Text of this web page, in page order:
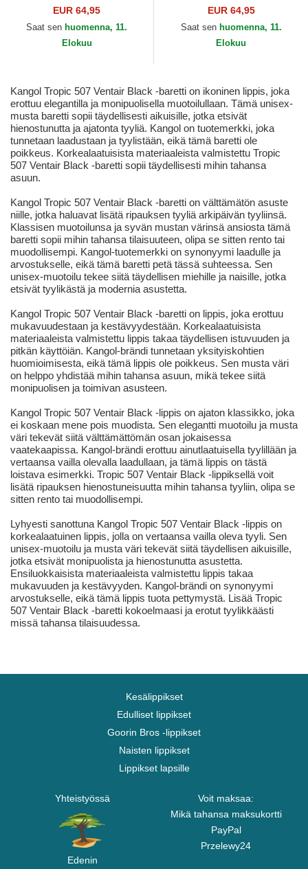
EUR 64,95
Saat sen huomenna, 11.
Elokuu
EUR 64,95
Saat sen huomenna, 11.
Elokuu
Kangol Tropic 507 Ventair Black -baretti on ikoninen lippis, joka
erottuu elegantilla ja monipuolisella muotoilullaan. Tämä unisex-
musta baretti sopii täydellisesti aikuisille, jotka etsivät
hienostunutta ja ajatonta tyyliä. Kangol on tuotemerkki, joka
tunnetaan laadustaan ja tyylistään, eikä tämä baretti ole
poikkeus. Korkealaatuisista materiaaleista valmistettu Tropic
507 Ventair Black -baretti sopii täydellisesti mihin tahansa
asuun.
Kangol Tropic 507 Ventair Black -baretti on välttämätön asuste
niille, jotka haluavat lisätä ripauksen tyyliä arkipäivän tyyliinsä.
Klassisen muotoilunsa ja syvän mustan värinsä ansiosta tämä
baretti sopii mihin tahansa tilaisuuteen, olipa se sitten rento tai
muodollisempi. Kangol-tuotemerkki on synonyymi laadulle ja
arvostukselle, eikä tämä baretti petä tässä suhteessa. Sen
unisex-muotoilu tekee siitä täydellisen miehille ja naisille, jotka
etsivät tyylikästä ja modernia asustetta.
Kangol Tropic 507 Ventair Black -baretti on lippis, joka erottuu
mukavuudestaan ja kestävyydestään. Korkealaatuisista
materiaaleista valmistettu lippis takaa täydellisen istuvuuden ja
pitkän käyttöiän. Kangol-brändi tunnetaan yksityiskohtien
huomioimisesta, eikä tämä lippis ole poikkeus. Sen musta väri
on helppo yhdistää mihin tahansa asuun, mikä tekee siitä
monipuolisen ja toimivan asusteen.
Kangol Tropic 507 Ventair Black -lippis on ajaton klassikko, joka
ei koskaan mene pois muodista. Sen elegantti muotoilu ja musta
väri tekevät siitä välttämättömän osan jokaisessa
vaatekaapissa. Kangol-brändi erottuu ainutlaatuisella tyylillään ja
vertaansa vailla olevalla laadullaan, ja tämä lippis on tästä
loistava esimerkki. Tropic 507 Ventair Black -lippiksellä voit
lisätä ripauksen hienostuneisuutta mihin tahansa tyyliin, olipa se
sitten rento tai muodollisempi.
Lyhyesti sanottuna Kangol Tropic 507 Ventair Black -lippis on
korkealaatuinen lippis, jolla on vertaansa vailla oleva tyyli. Sen
unisex-muotoilu ja musta väri tekevät siitä täydellisen aikuisille,
jotka etsivät monipuolista ja hienostunutta asustetta.
Ensiluokkaisista materiaaleista valmistettu lippis takaa
mukavuuden ja kestävyyden. Kangol-brändi on synonyymi
arvostukselle, eikä tämä lippis tuota pettymystä. Lisää Tropic
507 Ventair Black -baretti kokoelmaasi ja erotut tyylikkäästi
missä tahansa tilaisuudessa.
Kesälippikset
Edulliset lippikset
Goorin Bros -lippikset
Naisten lippikset
Lippikset lapsille
Yhteistyössä
Edenin
Voit maksaa:
Mikä tahansa maksukortti
PayPal
Przelewy24